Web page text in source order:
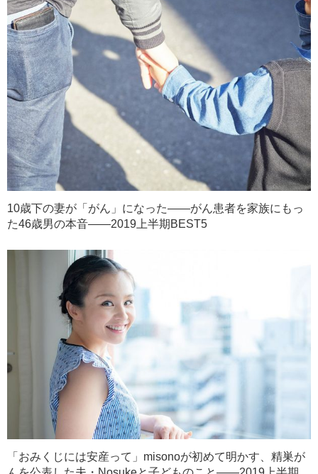
10歳下の妻が「がん」になった――がん患者を家族にもっ
た46歳男の本音――2019上半期BEST5
「おみくじには安産って」misonoが初めて明かす、精巣が